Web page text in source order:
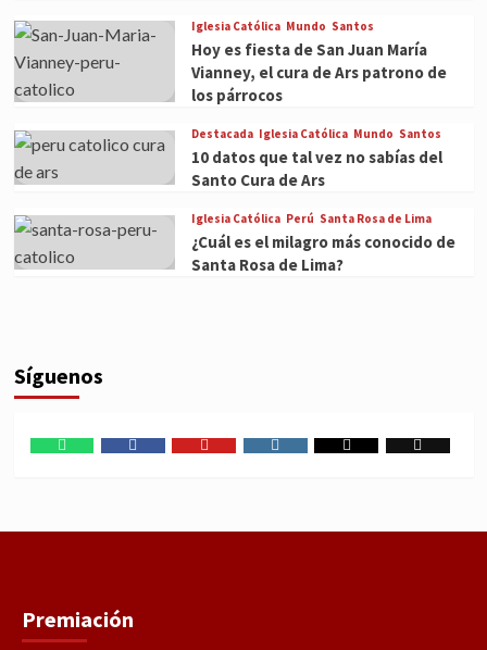
Iglesia Católica Mundo Santos
Hoy es fiesta de San Juan María
Vianney, el cura de Ars patrono de
los párrocos
Destacada Iglesia Católica Mundo Santos
10 datos que tal vez no sabías del
Santo Cura de Ars
Iglesia Católica Perú Santa Rosa de Lima
¿Cuál es el milagro más conocido de
Santa Rosa de Lima?
Síguenos
Premiación